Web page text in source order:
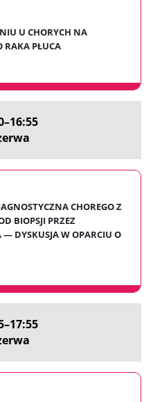
U CHORYCH NA
RAKA PŁUCA
CHOREGO Z
BIOPSJI PRZEZ
DYSKUSJA W OPARCIU O